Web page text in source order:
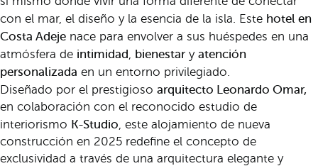
con el mar, el diseño y la esencia de la isla. Este hotel en
Costa Adeje nace para envolver a sus huéspedes en una
atmósfera de intimidad bienestar y atención
personalizada en un entorno privilegiado.
Diseñado por el prestigioso arquitecto Leonardo Omar,
en colaboración con el reconocido estudio de
interiorismo K-Studio , este alojamiento de nueva
construcción en 2025 redefine el concepto de
exclusividad a través de una arquitectura elegante y